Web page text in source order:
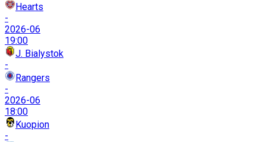
Hearts
-
2026-06
19:00
J. Bialystok
-
Rangers
-
2026-06
18:00
Kuopion
-